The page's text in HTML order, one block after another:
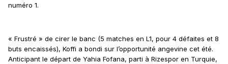
numéro 1.
« Frustré » de cirer le banc (5 matches en L1, pour 4 défaites et 8
buts encaissés), Koffi a bondi sur l’opportunité angevine cet été.
Anticipant le départ de Yahia Fofana, parti à Rizespor en Turquie,